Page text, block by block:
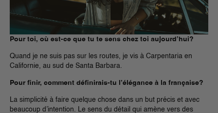
Pour toi, où est-ce que tu te sens chez toi aujourd’hui?
Quand je ne suis pas sur les routes, je vis à Carpentaria en
Californie, au sud de Santa Barbara.
Pour finir, comment définirais-tu l’élégance à la française?
La simplicité à faire quelque chose dans un but précis et avec
beaucoup d’intention. Le sens du détail qui amène vers des